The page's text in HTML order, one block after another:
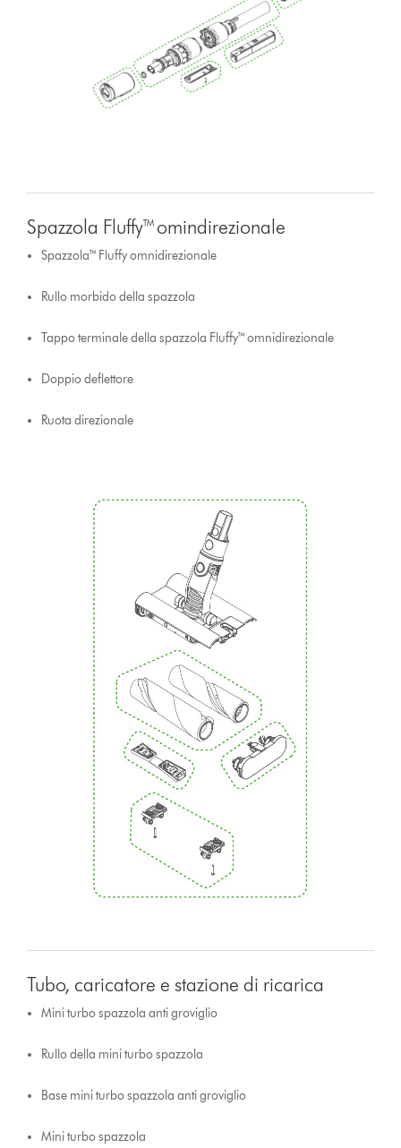
Spazzola Fluffy™ omindirezionale
Spazzola™ Fluffy omnidirezionale
Rullo morbido della spazzola
Tappo terminale della spazzola Fluffy™ omnidirezionale
Doppio deflettore
Ruota direzionale
Tubo, caricatore e stazione di ricarica
Mini turbo spazzola anti groviglio
Rullo della mini turbo spazzola
Base mini turbo spazzola anti groviglio
Mini turbo spazzola